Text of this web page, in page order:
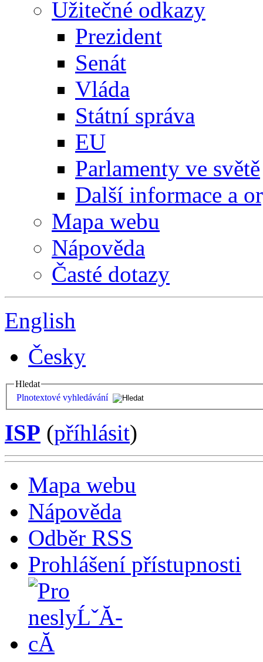
Užitečné odkazy
Prezident
Senát
Vláda
Státní správa
EU
Parlamenty ve světě
Další informace a
Mapa webu
Nápověda
Časté dotazy
English
Česky
Hledat
Plnotextové vyhledávání
ISP (příhlásit)
Mapa webu
Nápověda
Odběr RSS
Prohlášení přístupnosti